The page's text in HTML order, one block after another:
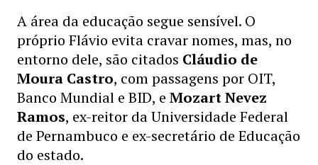
A área da educação segue sensível. O
próprio Flávio evita cravar nomes, mas, no
entorno dele, são citados Cláudio de
Moura Castro, com passagens por OIT,
Banco Mundial e BID, e Mozart Nevez
Ramos, ex-reitor da Universidade Federal
de Pernambuco e ex-secretário de Educação
do estado.